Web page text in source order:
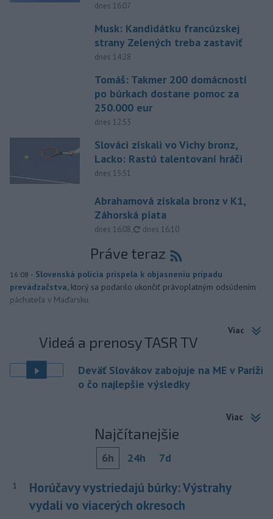
dnes 16:07
Musk: Kandidátku francúzskej
strany Zelených treba zastaviť
dnes 14:28
Tomáš: Takmer 200 domácností
po búrkach dostane pomoc za
250.000 eur
dnes 12:53
Slováci získali vo Vichy bronz,
Lacko: Rastú talentovaní hráči
dnes 15:51
Abrahamová získala bronz v K1,
Záhorská piata
dnes 16:08, aktualizované
dnes 16:10
Práve teraz
16:08 - Slovenská polícia prispela k objasneniu prípadu
prevádzačstva, ktorý sa podarilo ukončiť právoplatným odsúdením
páchateľa v Maďarsku.
Viac
Videá a prenosy TASR TV
Deväť Slovákov zabojuje na ME v Paríži
o čo najlepšie výsledky
Viac
Najčítanejšie
6h 24h 7d
1
Horúčavy vystriedajú búrky: Výstrahy
vydali vo viacerých okresoch